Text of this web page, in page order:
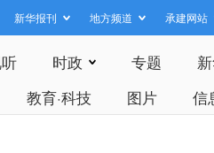
新华报刊 地方频道 承建网站
时政 专题
教育·科技 图片 信